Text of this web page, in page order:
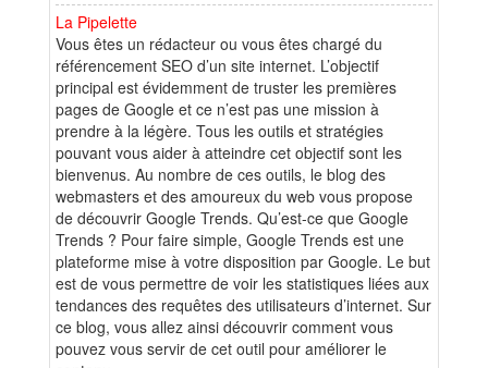
La Pipelette
Vous êtes un rédacteur ou vous êtes chargé du
référencement SEO d’un site internet. L’objectif
principal est évidemment de truster les premières
pages de Google et ce n’est pas une mission à
prendre à la légère. Tous les outils et stratégies
pouvant vous aider à atteindre cet objectif sont les
bienvenus. Au nombre de ces outils, le blog des
webmasters et des amoureux du web vous propose
de découvrir Google Trends. Qu’est-ce que Google
Trends ? Pour faire simple, Google Trends est une
plateforme mise à votre disposition par Google. Le but
est de vous permettre de voir les statistiques liées aux
tendances des requêtes des utilisateurs d’internet. Sur
ce blog, vous allez ainsi découvrir comment vous
pouvez vous servir de cet outil pour améliorer le